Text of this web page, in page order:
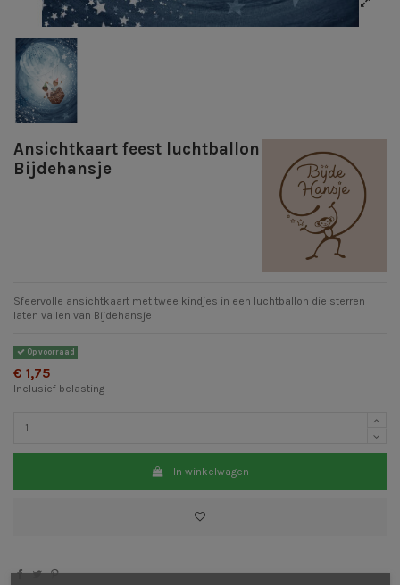
Ansichtkaart feest luchtballon
Bijdehansje
Sfeervolle ansichtkaart met twee kindjes in een luchtballon die sterren
laten vallen van Bijdehansje
Op voorraad
€ 1,75
Inclusief belasting
In winkelwagen